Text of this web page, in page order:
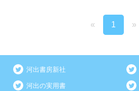
« 1 »
河出書房新社
河出の実用書